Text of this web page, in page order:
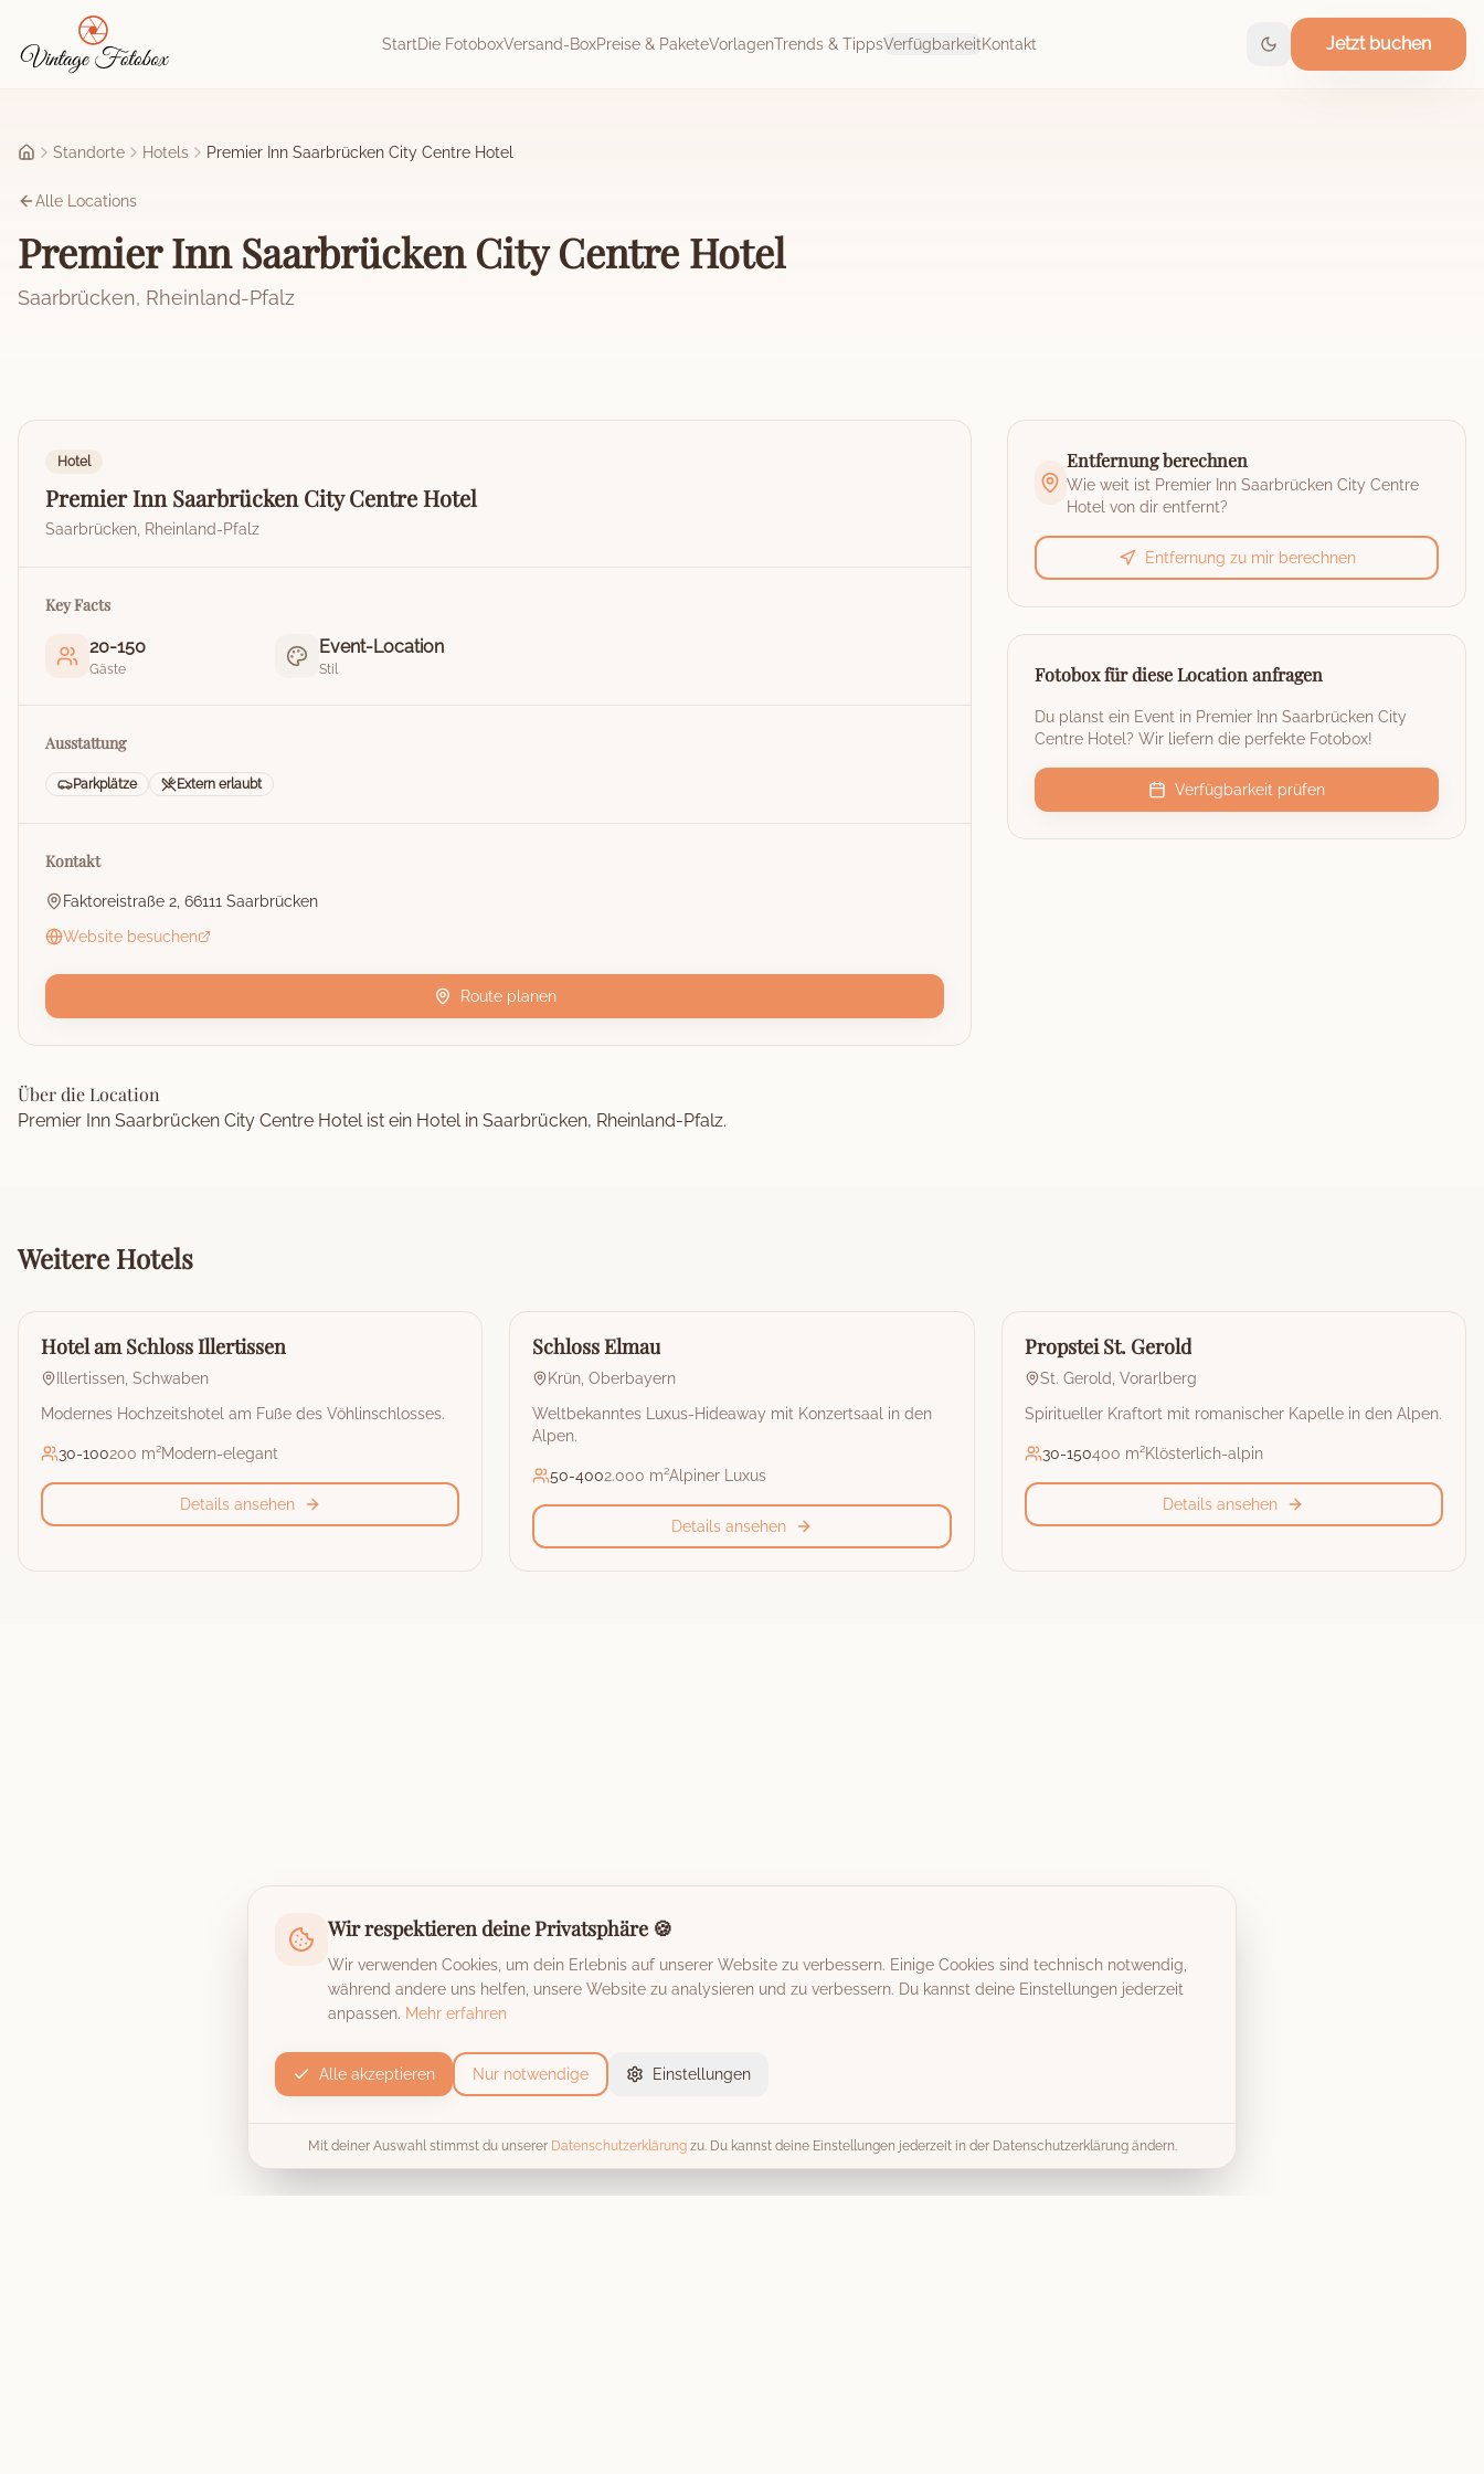
Wir respektieren deine Privatsphäre 🍪
Wir verwenden Cookies, um dein Erlebnis auf unserer Website zu verbessern. Einige Cookies sind technisch notwendig,
während andere uns helfen, unsere Website zu analysieren und zu verbessern. Du kannst deine Einstellungen jederzeit
anpassen. Mehr erfahren
Alle akzeptieren Nur notwendige Einstellungen
Mit deiner Auswahl stimmst du unserer Datenschutzerklärung zu. Du kannst deine Einstellungen jederzeit in der Datenschutzerklärung ändern.
Zum Hauptinhalt springen
StartDie FotoboxVersand-BoxPreise & PaketeVorlagenTrends & TippsVerfügbarkeitKontakt Jetzt buchen
Startseite
Standorte Hotels Premier Inn Saarbrücken City Centre Hotel
Alle Locations
Premier Inn Saarbrücken City Centre Hotel
Saarbrücken, Rheinland-Pfalz
Hotel
Premier Inn Saarbrücken City Centre Hotel
Saarbrücken Rheinland-Pfalz
Key Facts
20-150
Gäste
Event-Location
Stil
Ausstattung
Parkplätze Extern erlaubt
Kontakt
Faktoreistraße 2, 66111 Saarbrücken
Website besuchen
Route planen
Über die Location
Premier Inn Saarbrücken City Centre Hotel ist ein Hotel in Saarbrücken, Rheinland-Pfalz.
Entfernung berechnen
Wie weit ist Premier Inn Saarbrücken City Centre
Hotel von dir entfernt?
Entfernung zu mir berechnen
Fotobox für diese Location anfragen
Du planst ein Event in Premier Inn Saarbrücken City
Centre Hotel ? Wir liefern die perfekte Fotobox!
Verfügbarkeit prüfen
Weitere Hotels
🏰
Hotel
Hotel am Schloss Illertissen
Illertissen Schwaben
Modernes Hochzeitshotel am Fuße des Vöhlinschlosses.
30-100200 m²Modern-elegant
Details ansehen
🏰
Hotel
Schloss Elmau
Krün ,Oberbayern
Weltbekanntes Luxus-Hideaway mit Konzertsaal in den
Alpen.
50-4002.000 m²Alpiner Luxus
Details ansehen
🏰
Hotel
Propstei St. Gerold
St. Gerold Vorarlberg
Spiritueller Kraftort mit romanischer Kapelle in den Alpen.
30-150400 m²Klösterlich-alpin
Details ansehen